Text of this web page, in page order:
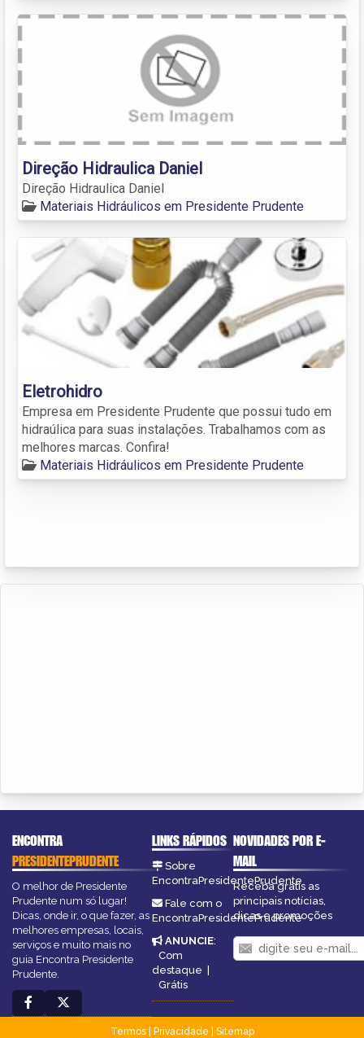
Direção Hidraulica Daniel
Direção Hidraulica Daniel
Materiais Hidráulicos em Presidente Prudente
Eletrohidro
Empresa em Presidente Prudente que possui tudo em
hidraúlica para suas instalações. Trabalhamos com as
melhores marcas. Confira!
Materiais Hidráulicos em Presidente Prudente
ENCONTRA
PRESIDENTEPRUDENTE
O melhor de Presidente
Prudente num só lugar!
Dicas, onde ir, o que fazer, as
melhores empresas, locais,
serviços e muito mais no
guia Encontra Presidente
Prudente.
LINKS RÁPIDOS
Sobre
EncontraPresidentePrudente
Fale com o
EncontraPresidentePrudente
ANUNCIE:
Com
destaque |
Grátis
NOVIDADES POR E-
MAIL
Receba grátis as
principais notícias,
dicas e promoções
Termos| Privacidade
Sitemap